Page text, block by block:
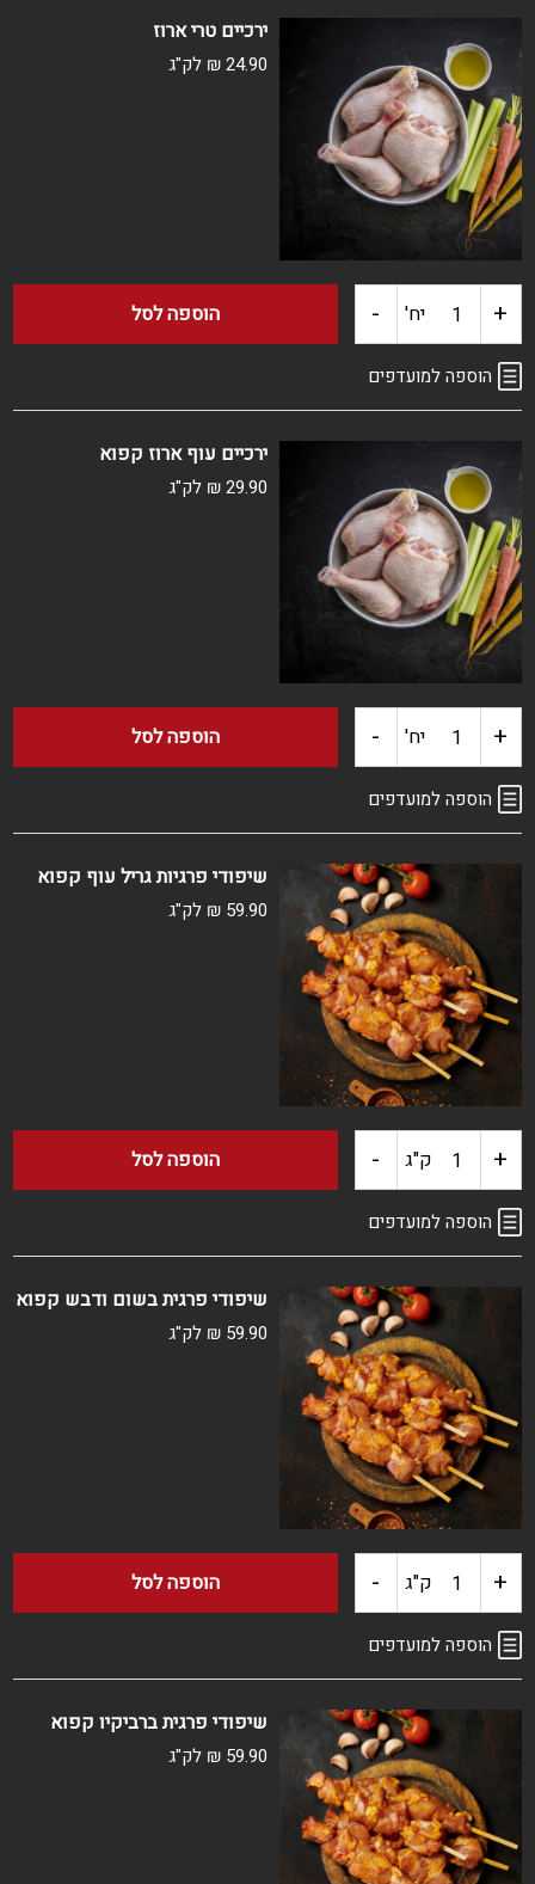
עוף
פרוס
קפוא
ירכיים טרי ארוז
₪24.90 לק"ג
+ כמות
של
טרי
ארוז
יח' - הוספה לסל
הוספה למועדפים
ירכיים עוף ארוז קפוא
₪29.90 לק"ג
+ כמות
של
ארוז
קפוא
יח' - הוספה לסל
הוספה למועדפים
שיפודי פרגיות גריל עוף קפוא
₪ 59.90 לק"ג
+ כמות
של
פרגיות
גריל
עוף
קפוא
ק"ג - הוספה לסל
הוספה למועדפים
שיפודי פרגית בשום ודבש קפוא
₪ 59.90 לק"ג
+ כמות
של
פרגית
בשום
ודבש
ק"ג - הוספה לסל
הוספה למועדפים
שיפודי פרגית ברביקיו קפוא
₪ 59.90 לק"ג